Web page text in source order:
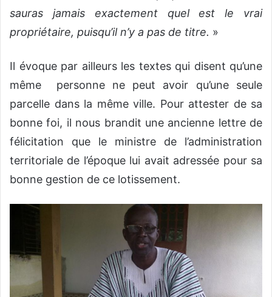
sauras jamais exactement quel est le vrai
propriétaire, puisqu’il n’y a pas de titre. »
Il évoque par ailleurs les textes qui disent qu’une
même personne ne peut avoir qu’une seule
parcelle dans la même ville. Pour attester de sa
bonne foi, il nous brandit une ancienne lettre de
félicitation que le ministre de l’administration
territoriale de l’époque lui avait adressée pour sa
bonne gestion de ce lotissement.